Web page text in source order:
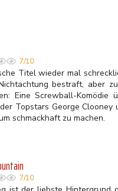
7/10
Titel wieder mal
bestraft, aber
Eine Screwball-
Topstars George
schmackhaft zu machen.
7/10